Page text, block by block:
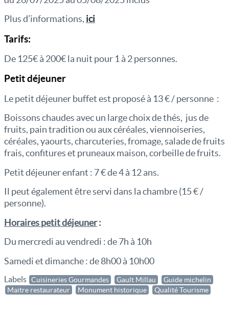
Plus d’informations, ici
Tarifs:
De 125€ à 200€ la nuit pour 1 à 2 personnes.
Petit déjeuner
Le petit déjeuner buffet est proposé à 13 € / personne :
Boissons chaudes avec un large choix de thés, jus de
fruits, pain tradition ou aux céréales, viennoiseries,
céréales, yaourts, charcuteries, fromage, salade de fruits
frais, confitures et pruneaux maison, corbeille de fruits.
Petit déjeuner enfant : 7 € de 4 à 12 ans.
Il peut également être servi dans la chambre (15 € /
personne).
Horaires petit déjeuner:
Du mercredi au vendredi : de 7h à 10h
Samedi et dimanche : de 8h00 à 10h00
Labels Cuisineries Gourmandes Gault Millau
Guide michelin
Maitre restaurateur
Monument historique Qualité Tourisme